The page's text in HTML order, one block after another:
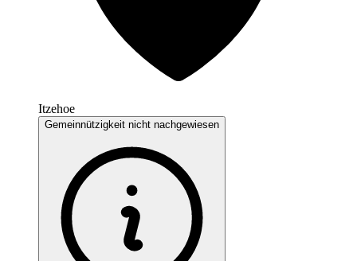
Itzehoe
Gemeinnützigkeit nicht nachgewiesen